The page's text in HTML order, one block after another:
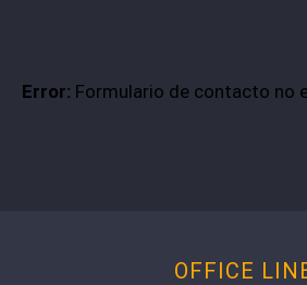
Error: Formulario de contacto no
OFFICE